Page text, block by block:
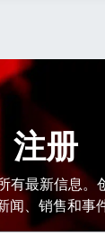
注册
有最新信息。
闻、销售和事